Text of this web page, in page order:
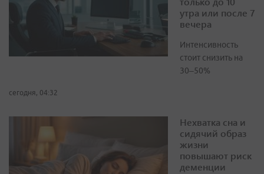
утра или после 7
вечера
Интенсивность
стоит снизить на
30–50%
сегодня, 04:32
Нехватка сна и
сидячий образ
жизни
повышают риск
деменции